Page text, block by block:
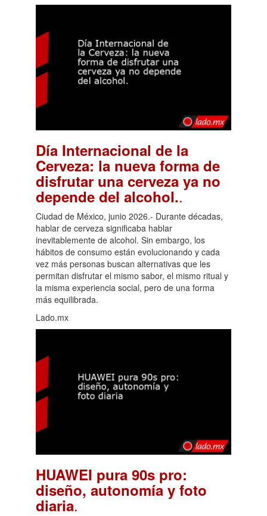
Día Internacional de la
Cerveza: la nueva forma de
disfrutar una cerveza ya no
depende del alcohol..
Ciudad de México, junio 2026.- Durante décadas,
hablar de cerveza significaba hablar
inevitablemente de alcohol. Sin embargo, los
hábitos de consumo están evolucionando y cada
vez más personas buscan alternativas que les
permitan disfrutar el mismo sabor, el mismo ritual y
la misma experiencia social, pero de una forma
más equilibrada.
Lado.mx
HUAWEI pura 90s pro:
diseño, autonomía y foto
diaria.